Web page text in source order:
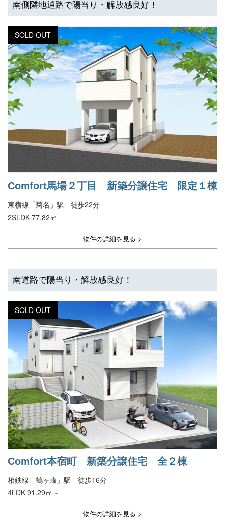
南側隣地通路で陽当り・解放感良好！
SOLD OUT
Comfort馬場２丁目 新築分譲住宅 限定１棟
東横線「菊名」駅 徒歩22分
2SLDK 77.82㎡
物件の詳細を見る >
南道路で陽当り・解放感良好！
SOLD OUT
Comfort本宿町 新築分譲住宅 全２棟
相鉄線「鶴ヶ峰」駅 徒歩16分
4LDK 91.29㎡～
物件の詳細を見る >